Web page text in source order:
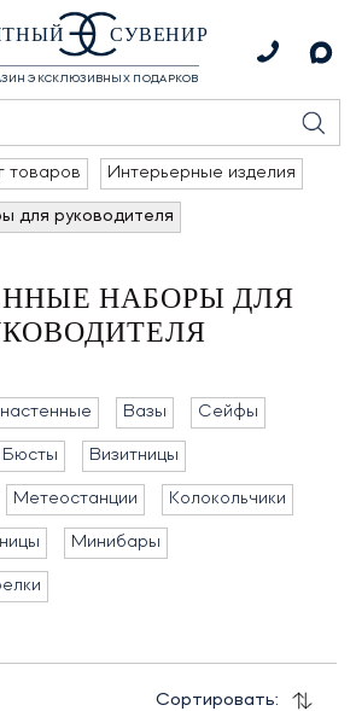
СУВЕНИР
ЭКСКЛЮЗИВНЫХ ПОДАРКОВ
товаров Интерьерные изделия
для руководителя
НАБОРЫ ДЛЯ
Вазы Сейфы
Бюсты Визитницы
Метеостанции Колокольчики
Минибары
Сортировать: